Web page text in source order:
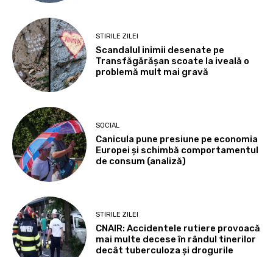
STIRILE ZILEI
Scandalul inimii desenate pe
Transfăgărășan scoate la iveală o
problemă mult mai gravă
SOCIAL
Canicula pune presiune pe economia
Europei și schimbă comportamentul
de consum (analiză)
STIRILE ZILEI
CNAIR: Accidentele rutiere provoacă
mai multe decese în rândul tinerilor
decât tuberculoza și drogurile